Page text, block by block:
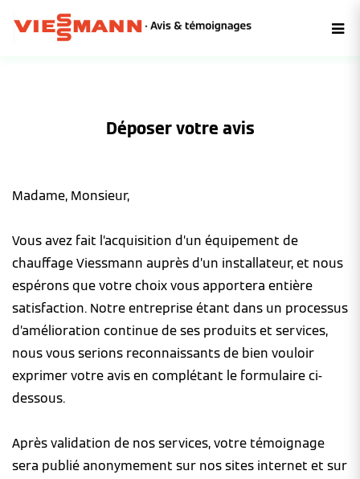
Déposer votre avis
Madame, Monsieur,
Vous avez fait l’acquisition d’un équipement de
chauffage Viessmann auprès d’un installateur, et nous
espérons que votre choix vous apportera entière
satisfaction. Notre entreprise étant dans un processus
d’amélioration continue de ses produits et services,
nous vous serions reconnaissants de bien vouloir
exprimer votre avis en complétant le formulaire ci-
dessous.
Après validation de nos services, votre témoignage
sera publié anonymement sur nos sites internet et sur